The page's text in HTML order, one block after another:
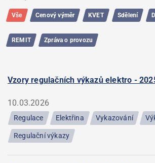
Vše Cenový výměr KVET Sdělení
REMIT Zpráva o provozu
Vzory regulačních výkazů elektro -
10.03.2026
Regulace Elektřina Vykazování
Regulační výkazy